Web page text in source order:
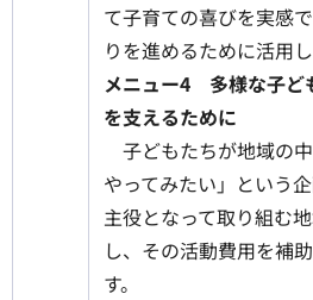
て子育ての喜びを実感
りを進めるために活用し
メニュー4 多様な子ど
を支えるために
子どもたちが地域の中
やってみたい」という
主役となって取り組む
し、その活動費用を補
す。